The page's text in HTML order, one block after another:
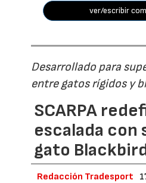
ver/escribir
Desarrollado para
entre gatos rígidos y
SCARPA
escalada con
gato
Redacción Tradesport